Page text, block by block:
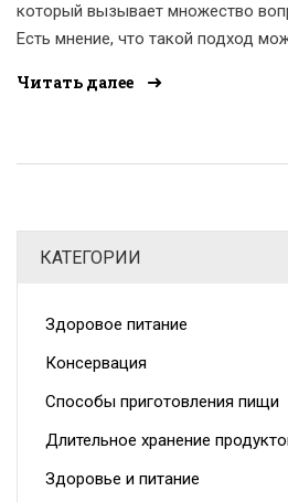
который вызывает множество
Есть мнение, что такой подход
Однако возникает вопрос,
прием пищи в день может
и самочувствие.
Читать далее
КАТЕГОРИИ
Здоровое питание
Консервация
Способы приготовления пищи
Длительное хранение
Здоровье и питание